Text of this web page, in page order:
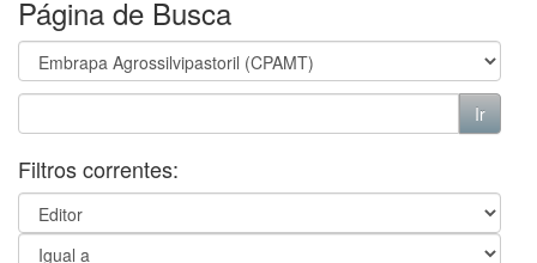
Página de Busca
Filtros correntes: